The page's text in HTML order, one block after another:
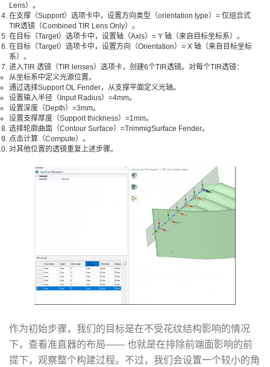
Lens）。
在支撑（Support）选项卡中，设置方向类型（orientation type）= 仅组合式
TIR透镜（Combined TIR Lens Only）。
在目标（Target）选项卡中，设置轴（Axis）= Y 轴（来自目标坐标系）。
在目标（Target）选项卡中，设置方向（Orientation）= X 轴（来自目标坐标
系）。
进入TIR 透镜（TIR lenses）选项卡，创建6个TIR透镜。对每个TIR透镜：
从坐标系中定义光源位置。
通过选择Support OL Fender，从支撑平面定义光轴。
设置输入半径（Input Radius）=4mm。
设置深度（Depth）=3mm。
设置支撑厚度（Support thickness）=1mm。
选择轮廓曲面（Contour Surface）=TrimmigSurface Fender。
点击计算（Compute）。
对其他位置的透镜重复上述步骤。
作为初始步骤，我们的目标是在不受花纹结构影响的情况
下，查看准直器的布局—— 也就是在排除前端面影响的前
提下，观察整个构建过程。不过，我们会设置一个较小的角